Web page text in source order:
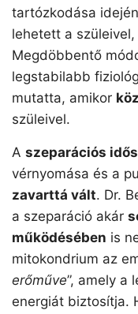
tartózkodása
lehetett a
Megdöbbentő
legstabilabb
mutatta, amikor
szüleivel.
A szeparációs
vérnyomása és a
zavarttá vált. Dr.
a szeparáció akár
működésében is
mitokondrium az
erőműve”, amely a
energiát biztosítja.